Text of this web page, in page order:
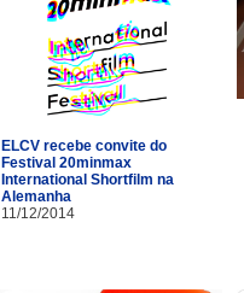
ELCV recebe convite do
Festival 20minmax
International Shortfilm na
Alemanha
11/12/2014